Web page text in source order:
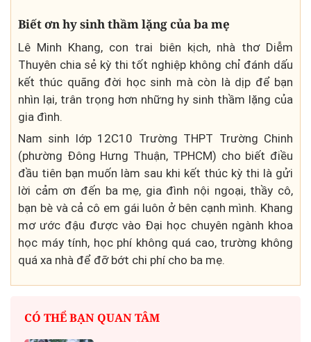
Biết ơn hy sinh thầm lặng của ba mẹ
Lê Minh Khang, con trai biên kịch, nhà thơ Diễm
Thuyên chia sẻ kỳ thi tốt nghiệp không chỉ đánh dấu
kết thúc quãng đời học sinh mà còn là dịp để bạn
nhìn lại, trân trọng hơn những hy sinh thầm lặng của
gia đình.
Nam sinh lớp 12C10 Trường THPT Trường Chinh
(phường Đông Hưng Thuận, TPHCM) cho biết điều
đầu tiên bạn muốn làm sau khi kết thúc kỳ thi là gửi
lời cảm ơn đến ba mẹ, gia đình nội ngoại, thầy cô,
bạn bè và cả cô em gái luôn ở bên cạnh mình. Khang
mơ ước đậu được vào Đại học chuyên ngành khoa
học máy tính, học phí không quá cao, trường không
quá xa nhà để đỡ bớt chi phí cho ba mẹ.
CÓ THỂ BẠN QUAN TÂM